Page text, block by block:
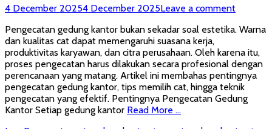
Posted
4 December 20254 December 2025Leave a comment
Pengecatan gedung kantor bukan sekadar soal estetika. Warna
dan kualitas cat dapat memengaruhi suasana kerja,
produktivitas karyawan, dan citra perusahaan. Oleh karena itu,
proses pengecatan harus dilakukan secara profesional dengan
perencanaan yang matang. Artikel ini membahas pentingnya
pengecatan gedung kantor, tips memilih cat, hingga teknik
pengecatan yang efektif. Pentingnya Pengecatan Gedung
Kantor Setiap gedung kantor Read More …